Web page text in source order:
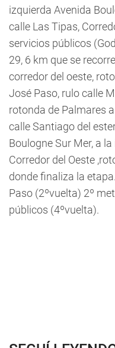
izquierda Avenida
calle Las Tipas,
servicios públicos
29, 6 km que se
corredor del oeste,
José Paso, rulo calle
rotonda de Palmares
calle Santiago del
Boulogne Sur Mer, a
Corredor del Oeste
donde finaliza la
Paso (2ºvuelta) 2º
públicos (4ºvuelta).